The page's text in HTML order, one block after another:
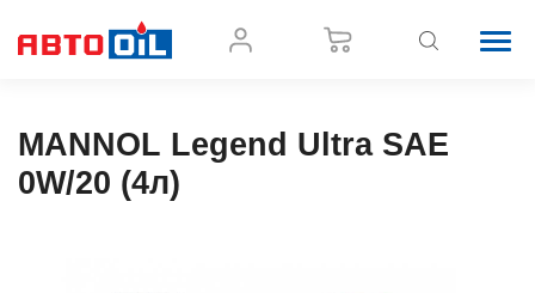
MANNOL Legend Ultra SAE
0W/20 (4л)